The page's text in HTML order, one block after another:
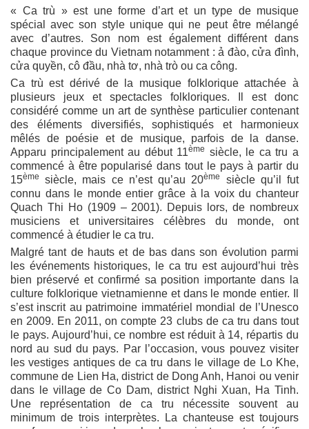
« Ca trù » est une forme d’art et un type de musique
spécial avec son style unique qui ne peut être mélangé
avec d’autres. Son nom est également différent dans
chaque province du Vietnam notamment : ả đào, cửa đình,
cửa quyền, cô đầu, nhà tơ, nhà trò ou ca công.
Ca trù est dérivé de la musique folklorique attachée à
plusieurs jeux et spectacles folkloriques. Il est donc
considéré comme un art de synthèse particulier contenant
des éléments diversifiés, sophistiqués et harmonieux
mêlés de poésie et de musique, parfois de la danse.
Apparu principalement au début 11ème siècle, le ca tru a
commencé à être popularisé dans tout le pays à partir du
15ème siècle, mais ce n’est qu’au 20ème
siècle qu’il fut
connu dans le monde entier grâce à la voix du chanteur
Quach Thi Ho (1909 – 2001). Depuis lors, de nombreux
musiciens et universitaires célèbres du monde, ont
commencé à étudier le ca tru.
Malgré tant de hauts et de bas dans son évolution parmi
les événements historiques, le ca tru est aujourd’hui très
bien préservé et confirmé sa position importante dans la
culture folklorique vietnamienne et dans le monde entier. Il
s’est inscrit au patrimoine immatériel mondial de l’Unesco
en 2009. En 2011, on compte 23 clubs de ca tru dans tout
le pays. Aujourd’hui, ce nombre est réduit à 14, répartis du
nord au sud du pays. Par l’occasion, vous pouvez visiter
les vestiges antiques de ca tru dans le village de Lo Khe,
commune de Lien Ha, district de Dong Anh, Hanoi ou venir
dans le village de Co Dam, district Nghi Xuan, Ha Tinh.
Une représentation de ca tru nécessite souvent au
minimum de trois interprètes. La chanteuse est toujours